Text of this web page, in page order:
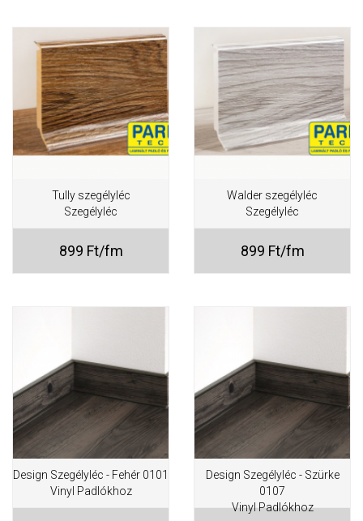
Tully szegélyléc
Szegélyléc
899 Ft/fm
Walder szegélyléc
Szegélyléc
899 Ft/fm
Design Szegélyléc - Fehér 0101
Vinyl Padlókhoz
Design Szegélyléc - Szürke
0107
Vinyl Padlókhoz